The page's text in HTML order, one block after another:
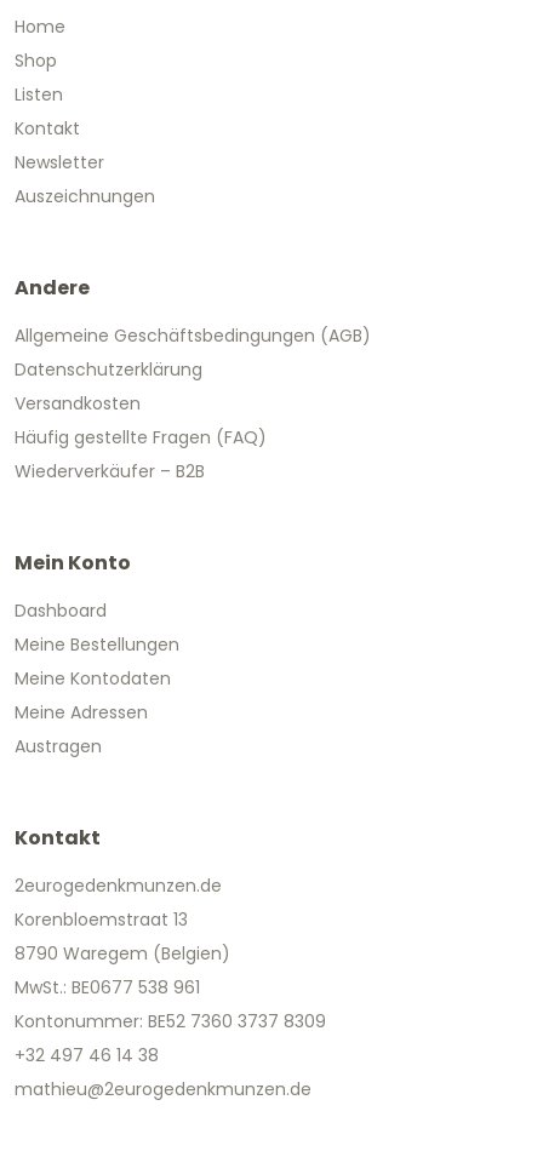
Home
Shop
Listen
Kontakt
Newsletter
Auszeichnungen
Andere
Allgemeine Geschäftsbedingungen (AGB)
Datenschutzerklärung
Versandkosten
Häufig gestellte Fragen (FAQ)
Wiederverkäufer – B2B
Mein Konto
Dashboard
Meine Bestellungen
Meine Kontodaten
Meine Adressen
Austragen
Kontakt
2eurogedenkmunzen.de
Korenbloemstraat 13
8790 Waregem (Belgien)
MwSt.: BE0677 538 961
Kontonummer: BE52 7360 3737 8309
+32 497 46 14 38
mathieu@2eurogedenkmunzen.de